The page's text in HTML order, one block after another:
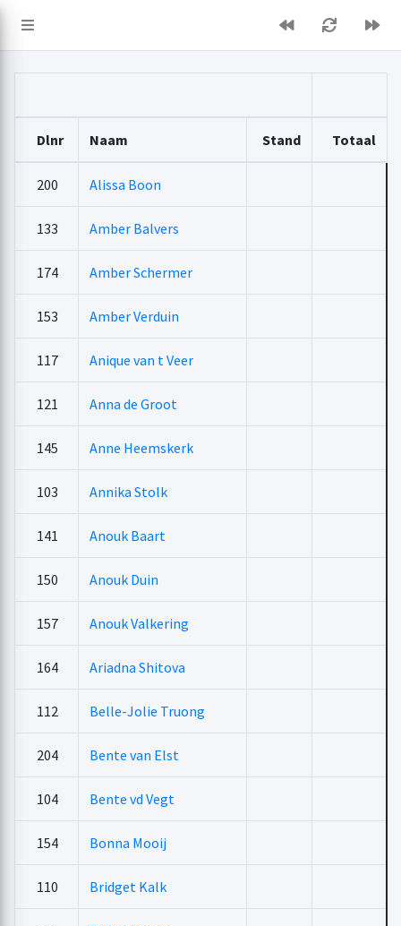
Dlnr Naam Stand Totaal
200 Alissa Boon
133 Amber Balvers
174 Amber Schermer
153 Amber Verduin
117 Anique van t Veer
121 Anna de Groot
145 Anne Heemskerk
103 Annika Stolk
141 Anouk Baart
150 Anouk Duin
157 Anouk Valkering
164 Ariadna Shitova
112 Belle-Jolie Truong
204 Bente van Elst
104 Bente vd Vegt
154 Bonna Mooij
110 Bridget Kalk